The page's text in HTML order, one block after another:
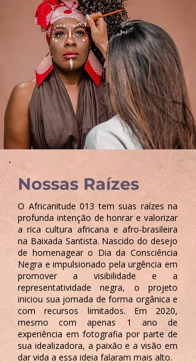
Nossas Raízes
O Africanitude 013 tem suas raízes na
profunda intenção de honrar e valorizar
a rica cultura africana e afro-brasileira
na Baixada Santista. Nascido do desejo
de homenagear o Dia da Consciência
Negra e impulsionado pela urgência em
promover a visibilidade e a
representatividade negra, o projeto
iniciou sua jornada de forma orgânica e
com recursos limitados. Em 2020,
mesmo com apenas 1 ano de
experiência em fotografia por parte de
sua idealizadora, a paixão e a visão em
dar vida a essa ideia falaram mais alto.